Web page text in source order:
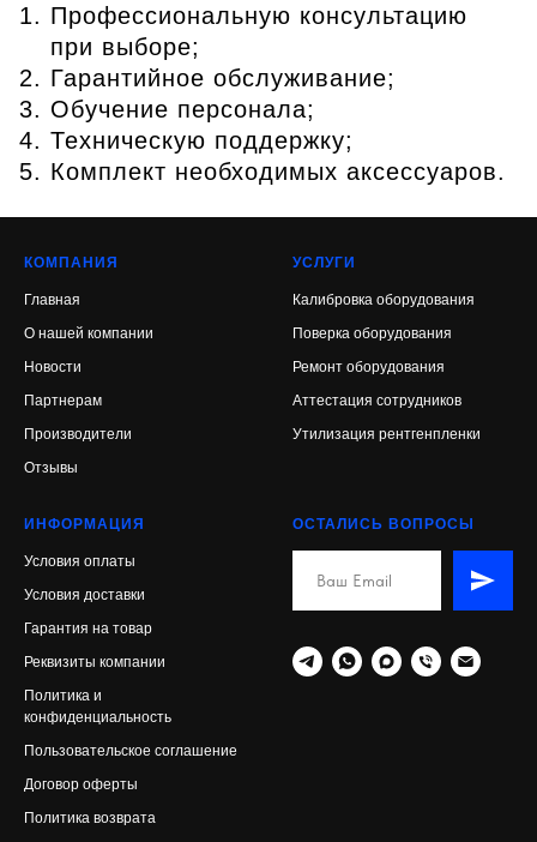
Профессиональную консультацию
при выборе;
Гарантийное обслуживание;
Обучение персонала;
Техническую поддержку;
Комплект необходимых аксессуаров.
КОМПАНИЯ
Главная
О нашей компании
Новости
Партнерам
Производители
Отзывы
УСЛУГИ
Калибровка оборудования
Поверка оборудования
Ремонт оборудования
Аттестация сотрудников
Утилизация рентгенпленки
ИНФОРМАЦИЯ
Условия оплаты
Условия доставки
Гарантия на товар
Реквизиты компании
Политика и
конфиденциальность
Пользовательское соглашение
Договор оферты
Политика возврата
ОСТАЛИСЬ ВОПРОСЫ